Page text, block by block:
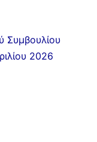
Συμβουλίου
2026